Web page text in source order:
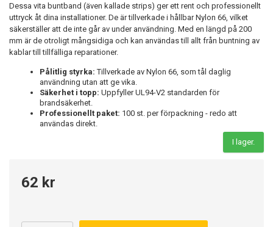
Dessa vita buntband (även kallade strips) ger ett rent och professionellt
uttryck åt dina installationer. De är tillverkade i hållbar Nylon 66, vilket
säkerställer att de inte går av under användning. Med en längd på 200
mm är de otroligt mångsidiga och kan användas till allt från buntning av
kablar till tillfälliga reparationer.
Pålitlig styrka:Tillverkade av Nylon 66, som tål daglig
användning utan att ge vika.
Säkerhet i topp: Uppfyller UL94-V2 standarden för
brandsäkerhet.
Professionellt paket: 100 st. per förpackning - redo att
användas direkt.
I lager.
62 kr